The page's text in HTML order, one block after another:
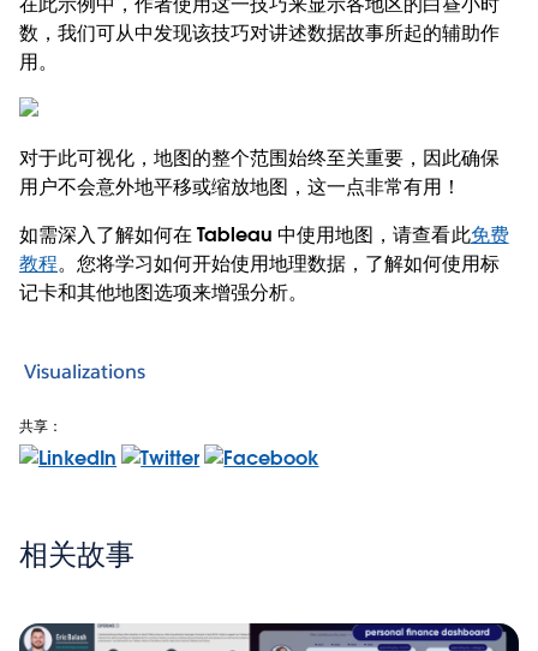
数，我们可从中发现该技巧对讲述数据故事所起的辅助作
用。
对于此可视化，地图的整个范围始终至关重要，因此确保
用户不会意外地平移或缩放地图，这一点非常有用！
如需深入了解如何在 Tableau 中使用地图，请查看此免费
教程。您将学习如何开始使用地理数据，了解如何使用标
记卡和其他地图选项来增强分析。
Visualizations
共享：
相关故事